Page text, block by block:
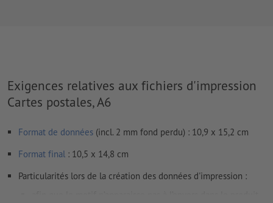
Exigences relatives aux fichiers d'impression
Cartes postales, A6
Format de données (incl. 2 mm fond perdu) : 10,9 x 15,2 cm
Format final : 10,5 x 14,8 cm
Particularités lors de la création des données d'impression :